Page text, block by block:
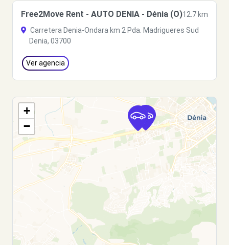
Free2Move Rent - AUTO DENIA - Dénia (O)12.7 km
Carretera Denia-Ondara km 2 Pda. Madrigueres Sud
Denia, 03700
Ver agencia
+
−